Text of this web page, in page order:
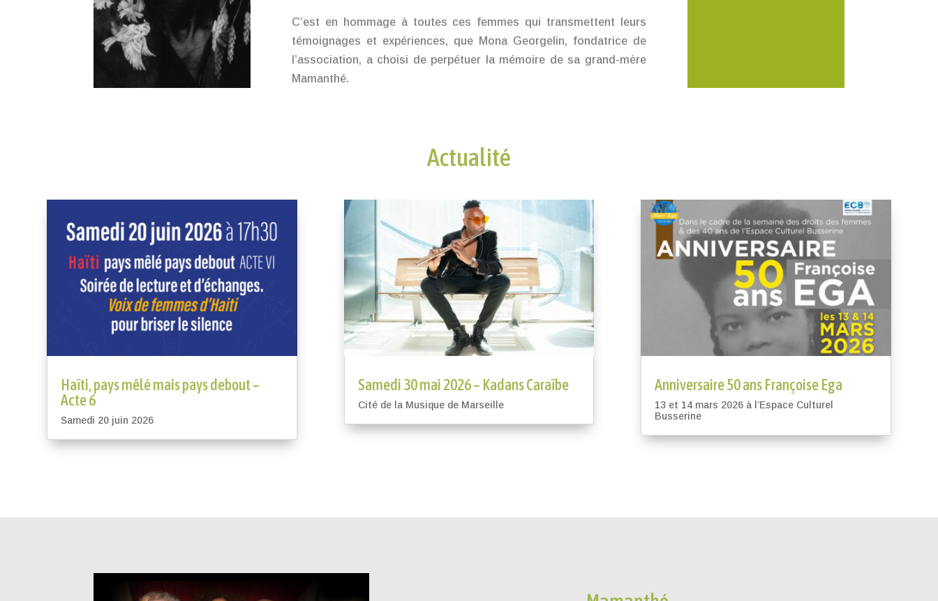
C’est en hommage à toutes ces femmes qui transmettent leurs
témoignages et expériences, que Mona Georgelin, fondatrice de
l’association, a choisi de perpétuer la mémoire de sa grand-mère
Mamanthé.
Actualité
Haïti, pays mêlé mais pays debout –
Acte 6
Samedi 20 juin 2026
Samedi 30 mai 2026 – Kadans Caraïbe
Cité de la Musique de Marseille
Anniversaire 50 ans Françoise Ega
13 et 14 mars 2026 à l’Espace Culturel
Busserine